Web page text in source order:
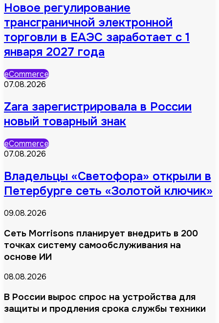
Новое регулирование
трансграничной электронной
торговли в ЕАЭС заработает с 1
января 2027 года
eCommerce
07.08.2026
Zara зарегистрировала в России
новый товарный знак
eCommerce
07.08.2026
Владельцы «Светофора» открыли в
Петербурге сеть «Золотой ключик»
09.08.2026
Сеть Morrisons планирует внедрить в 200
точках систему самообслуживания на
основе ИИ
08.08.2026
В России вырос спрос на устройства для
защиты и продления срока службы техники